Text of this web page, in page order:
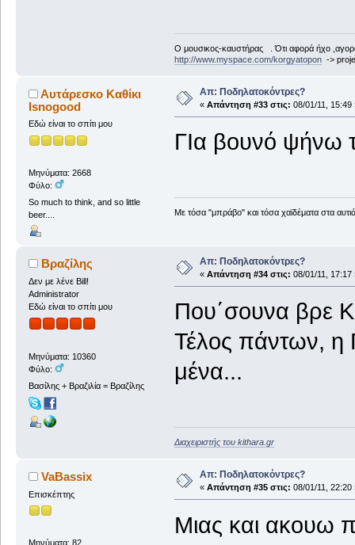
Ο μουσικος-καυστήρας . Ότι αφορά ήχο
http://www.myspace.com/korgyatopon->
Αυτάρεσκο Καθίκι
Isnogood
Εδώ είναι το σπίτι μου
Μηνύματα: 2668
Φύλο:
So much to think, and so little
beer....
Απ: Ποδηλατοκόντρες?
« Απάντηση #33 στις: 08/01/11, 15:49
ΓΙα βουνό ψήνω
Με τόσα "μπράβο" και τόσα χαϊδέματα στα
Βραζίλης
Δεν με λένε Bill!
Administrator
Εδώ είναι το σπίτι μου
Μηνύματα: 10360
Φύλο:
Βασίλης + Βραζιλία = Βραζίλης
Απ: Ποδηλατοκόντρες?
« Απάντηση #34 στις: 08/01/11, 17:17
Που΄σουνα βρε
Τέλος πάντων, η
μένα...
Διαχειριστής του kithara.gr
VaBassix
Επισκέπτης
Μηνύματα: 82
Απ: Ποδηλατοκόντρες?
« Απάντηση #35 στις: 08/01/11, 22:20
Μιας και ακουω